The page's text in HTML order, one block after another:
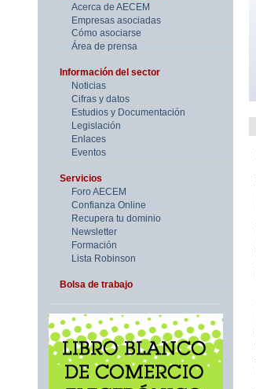
Acerca de AECEM
Empresas asociadas
Cómo asociarse
Área de prensa
Información del sector
Noticias
Cifras y datos
Estudios y Documentación
Legislación
Enlaces
Eventos
Servicios
Foro AECEM
Confianza Online
Recupera tu dominio
Newsletter
Formación
Lista Robinson
Bolsa de trabajo